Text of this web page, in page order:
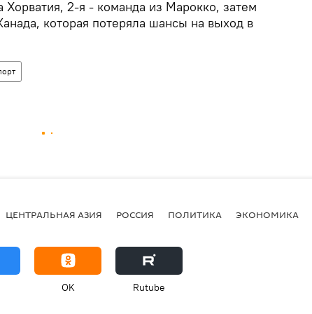
Хорватия, 2-я - команда из Марокко, затем
которая потеряла шансы на выход в
ЦЕНТРАЛЬНАЯ АЗИЯ РОССИЯ ПОЛИТИКА ЭКОНОМИКА
OK Rutube